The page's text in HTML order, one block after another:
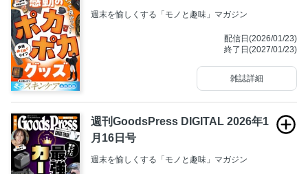
週末を愉しくする「モノと趣味」マガジン
配信日(2026/01/23)
終了日(2027/01/23)
今すぐ読む
週刊GoodsPress DIGITAL 2026年1
月16日号
週末を愉しくする「モノと趣味」マガジン